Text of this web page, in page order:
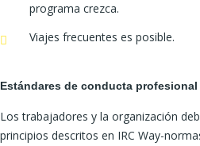
programa crezca.
Viajes frecuentes es posible.
Estándares de conducta profesional
Los trabajadores y la organización
principios descritos en IRC Way-